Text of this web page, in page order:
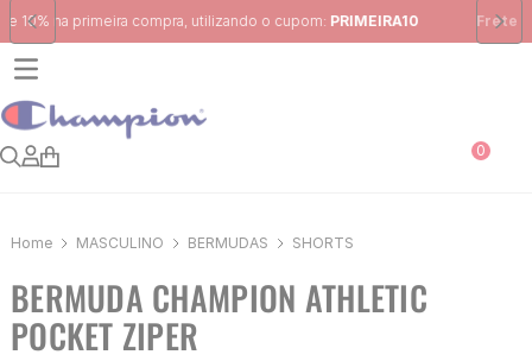
Frete Grátispara região Sudeste em pedidos acima de R$ 399,00
0
MASCULINO BERMUDAS SHORTS
BERMUDA CHAMPION ATHLETIC
POCKET ZIPER